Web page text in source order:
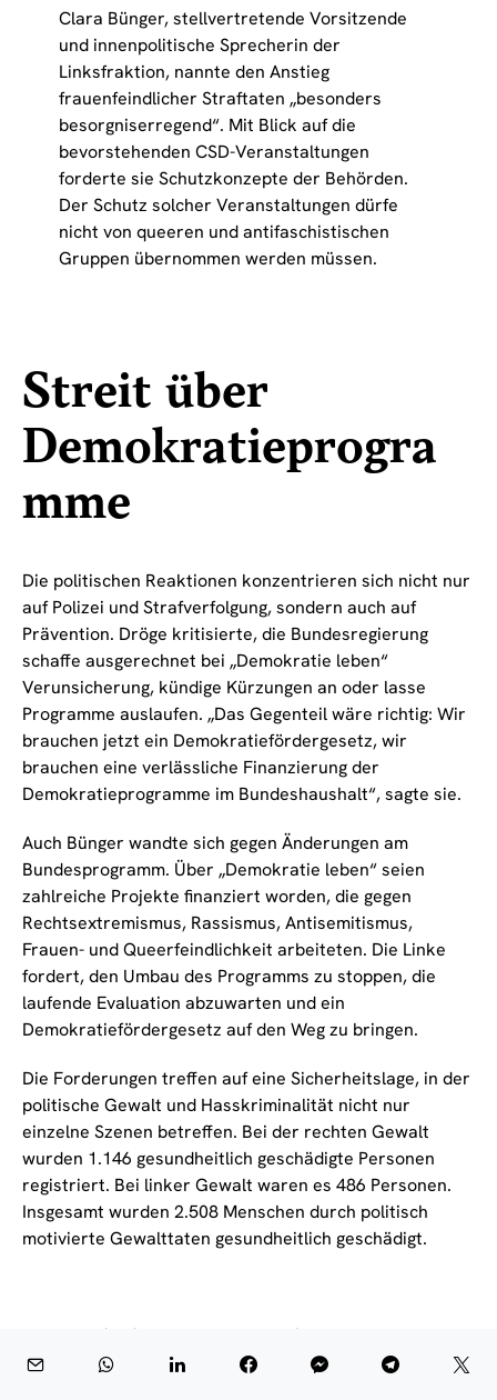
Clara Bünger, stellvertretende Vorsitzende
und innenpolitische Sprecherin der
Linksfraktion, nannte den Anstieg
frauenfeindlicher Straftaten „besonders
besorgniserregend“. Mit Blick auf die
bevorstehenden CSD-Veranstaltungen
forderte sie Schutzkonzepte der Behörden.
Der Schutz solcher Veranstaltungen dürfe
nicht von queeren und antifaschistischen
Gruppen übernommen werden müssen.
Streit über
Demokratieprogra
mme
Die politischen Reaktionen konzentrieren sich nicht nur
auf Polizei und Strafverfolgung, sondern auch auf
Prävention. Dröge kritisierte, die Bundesregierung
schaffe ausgerechnet bei „Demokratie leben“
Verunsicherung, kündige Kürzungen an oder lasse
Programme auslaufen. „Das Gegenteil wäre richtig: Wir
brauchen jetzt ein Demokratiefördergesetz, wir
brauchen eine verlässliche Finanzierung der
Demokratieprogramme im Bundeshaushalt“, sagte sie.
Auch Bünger wandte sich gegen Änderungen am
Bundesprogramm. Über „Demokratie leben“ seien
zahlreiche Projekte finanziert worden, die gegen
Rechtsextremismus, Rassismus, Antisemitismus,
Frauen- und Queerfeindlichkeit arbeiteten. Die Linke
fordert, den Umbau des Programms zu stoppen, die
laufende Evaluation abzuwarten und ein
Demokratiefördergesetz auf den Weg zu bringen.
Die Forderungen treffen auf eine Sicherheitslage, in der
politische Gewalt und Hasskriminalität nicht nur
einzelne Szenen betreffen. Bei der rechten Gewalt
wurden 1.146 gesundheitlich geschädigte Personen
registriert. Bei linker Gewalt waren es 486 Personen.
Insgesamt wurden 2.508 Menschen durch politisch
motivierte Gewalttaten gesundheitlich geschädigt.
Wahlen treiben